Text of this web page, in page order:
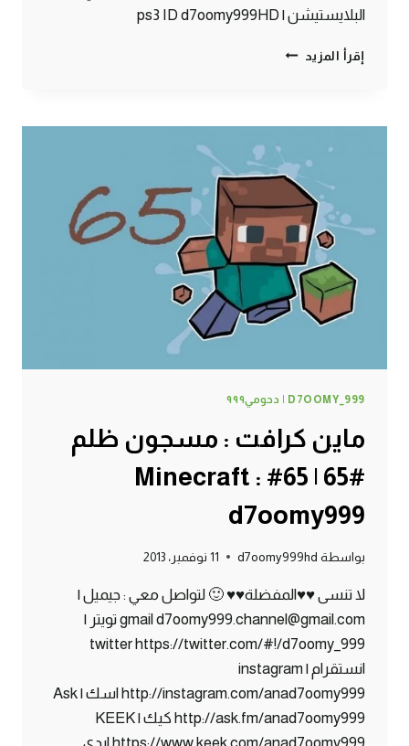
البلايستيشن | ps3 ID d7oomy999HD
إقرأ المزيد ماين
5
نجوم
#66
|
66#
MINECRAFT
:
D7OOMY999
D7OOMY_999 | دحومي٩٩٩
ماين كرافت : مسجون ظلم
#65 | 65# Minecraft :
d7oomy999
بواسطة d7oomy999hd 11 نوفمبر، 2013
لا تنسى ♥♥المفضلة♥♥ 🙂 لتواصل معي : جيميل |
gmail d7oomy999.channel@gmail.com تويتر |
twitter https://twitter.com/#!/d7oomy_999
انستقرام | instagram
http://instagram.com/anad7oomy999 اسك | Ask
http://ask.fm/anad7oomy999 كيك | KEEK